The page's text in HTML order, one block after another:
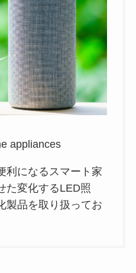
appliances
利になるスマート家
た変化するLED照
製品を取り扱ってお